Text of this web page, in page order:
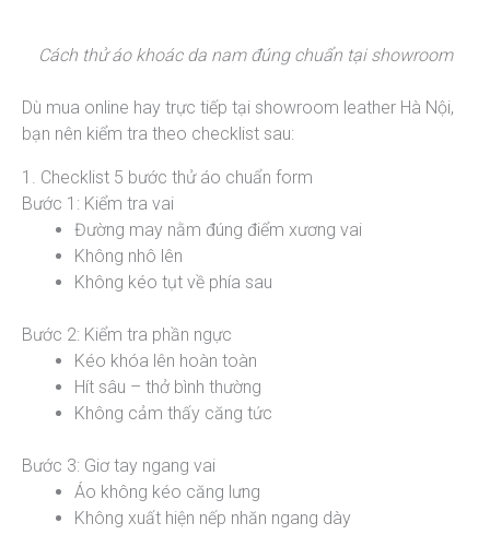
Cách thử áo khoác da nam đúng chuẩn tại showroom
Dù mua online hay trực tiếp tại showroom leather Hà Nội,
bạn nên kiểm tra theo checklist sau:
1. Checklist 5 bước thử áo chuẩn form
Bước 1: Kiểm tra vai
Đường may nằm đúng điểm xương vai
Không nhô lên
Không kéo tụt về phía sau
Bước 2: Kiểm tra phần ngực
Kéo khóa lên hoàn toàn
Hít sâu – thở bình thường
Không cảm thấy căng tức
Bước 3: Giơ tay ngang vai
Áo không kéo căng lưng
Không xuất hiện nếp nhăn ngang dày